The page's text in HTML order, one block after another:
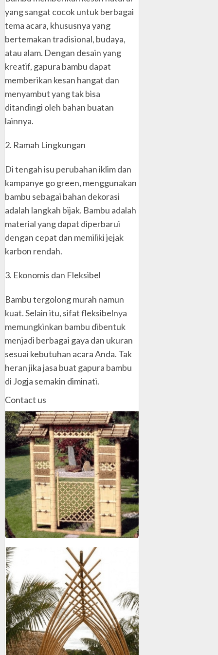
yang sangat cocok untuk berbagai
tema acara, khususnya yang
bertemakan tradisional, budaya,
atau alam. Dengan desain yang
kreatif, gapura bambu dapat
memberikan kesan hangat dan
menyambut yang tak bisa
ditandingi oleh bahan buatan
lainnya.
2. Ramah Lingkungan
Di tengah isu perubahan iklim dan
kampanye go green, menggunakan
bambu sebagai bahan dekorasi
adalah langkah bijak. Bambu adalah
material yang dapat diperbarui
dengan cepat dan memiliki jejak
karbon rendah.
3. Ekonomis dan Fleksibel
Bambu tergolong murah namun
kuat. Selain itu, sifat fleksibelnya
memungkinkan bambu dibentuk
menjadi berbagai gaya dan ukuran
sesuai kebutuhan acara Anda. Tak
heran jika jasa buat gapura bambu
di Jogja semakin diminati.
Contact us